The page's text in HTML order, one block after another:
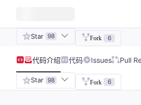
Star 98 Fork 6
代码介绍 代码 Issues Pull
Star 98 Fork 6